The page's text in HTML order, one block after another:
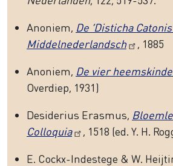
Anoniem, De ‘Disticha
Middelnederlandsch
, 1885
Anoniem, De vier
Overdiep, 1931)
Desiderius Erasmus,
Colloquia
, 1518 (ed. Y. H.
E. Cockx-Indestege & W.